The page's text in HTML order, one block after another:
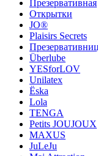
Презервативная
Открытки
JO®
Plaisirs Secrets
Überlube
YESforLOV
Unilatex
Ёska
Lola
TENGA
Petits JOUJOUX
MAXUS
JuLeJu